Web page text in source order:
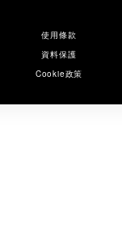
使用條款
資料保護
Cookie政策